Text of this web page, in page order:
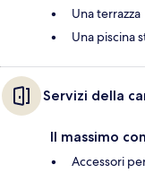
Una terrazza
Una piscina
Servizi della
Il massimo
Accessori